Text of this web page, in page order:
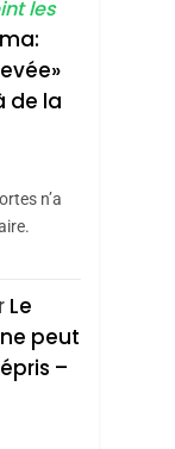
Le
les
de la
n’a
Le
peut
–